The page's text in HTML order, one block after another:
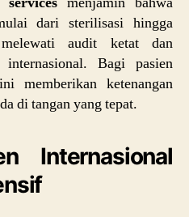
dari sterilisasi hingga
audit ketat dan
Bagi pasien
memberikan ketenangan
di tangan yang tepat.
Internasional